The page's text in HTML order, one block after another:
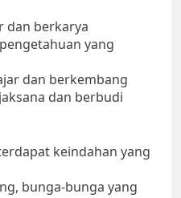
dan berkarya
yang
dan berkembang
dan berbudi
keindahan yang
bunga-bunga yang